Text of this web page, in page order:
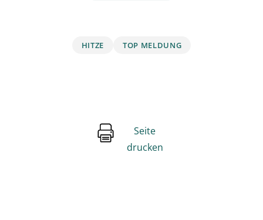
HITZE TOP MELDUNG
Seite
drucken